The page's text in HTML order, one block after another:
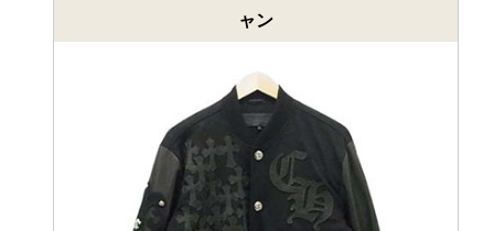
ャン